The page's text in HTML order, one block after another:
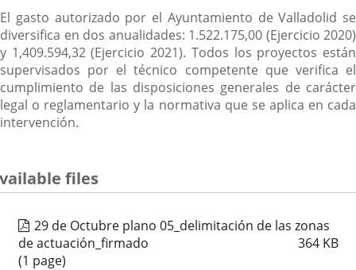
El gasto autorizado por el Ayuntamiento de Valladolid se
diversifica en dos anualidades: 1.522.175,00 (Ejercicio 2020)
y 1,409.594,32 (Ejercicio 2021). Todos los proyectos están
supervisados por el técnico competente que verifica el
cumplimiento de las disposiciones generales de carácter
legal o reglamentario y la normativa que se aplica en cada
intervención.
files
29 de Octubre plano 05_delimitación de las zonas
de actuación_firmado
364 KB
(1 page)